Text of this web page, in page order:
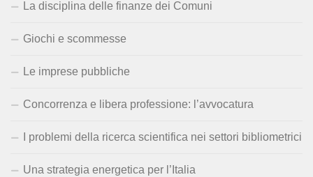
La disciplina delle finanze dei Comuni
Giochi e scommesse
Le imprese pubbliche
Concorrenza e libera professione: l’avvocatura
I problemi della ricerca scientifica nei settori bibliometrici
Una strategia energetica per l’Italia